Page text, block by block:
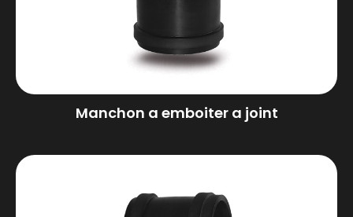
Manchon a emboiter a joint